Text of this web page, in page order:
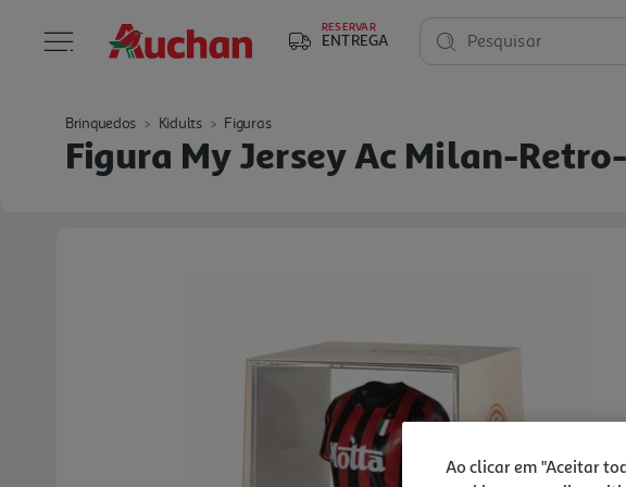
RESERVAR
ENTREGA Pesquisar
Brinquedos Kidults Figuras
Figura My Jersey Ac Milan-
Ao clicar em "Aceitar